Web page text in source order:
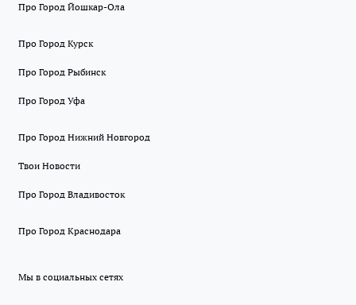
Про Город Йошкар-Ола
Про Город Курск
Про Город Рыбинск
Про Город Уфа
Про Город Нижний Новгород
Твои Новости
Про Город Владивосток
Про Город Краснодара
Мы в социальных сетях